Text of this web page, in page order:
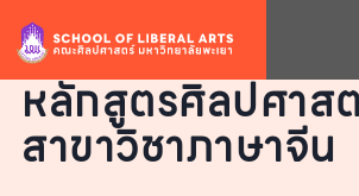
หลักสูตรศิลปศา
สาขาวิชาภาษาจีน